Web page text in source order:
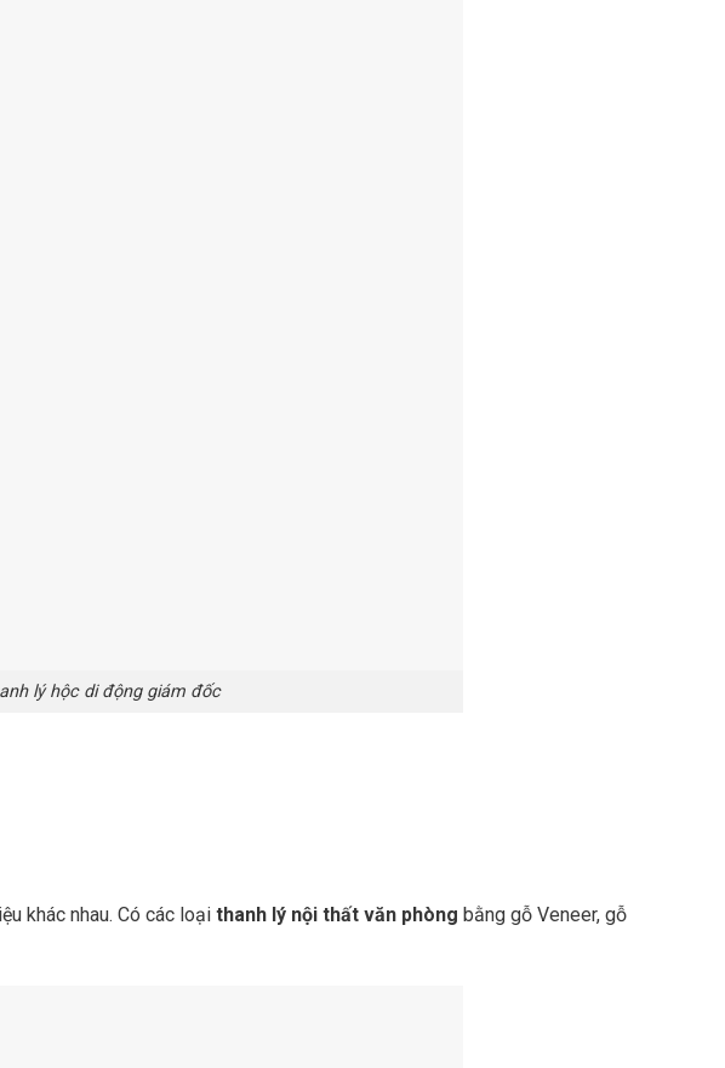
lý hộc di động giám đốc
khác nhau. Có các loại thanh lý nội thất văn phòng bằng gỗ Veneer, gỗ